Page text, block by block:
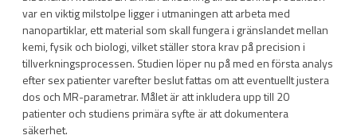
var en viktig milstolpe ligger i utmaningen att arbeta med
nanopartiklar, ett material som skall fungera i gränslandet mellan
kemi, fysik och biologi, vilket ställer stora krav på precision i
tillverkningsprocessen. Studien löper nu på med en första analys
efter sex patienter varefter beslut fattas om att eventuellt justera
dos och MR-parametrar. Målet är att inkludera upp till 20
patienter och studiens primära syfte är att dokumentera
säkerhet.